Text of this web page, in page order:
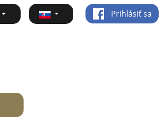
Prihlásiť sa